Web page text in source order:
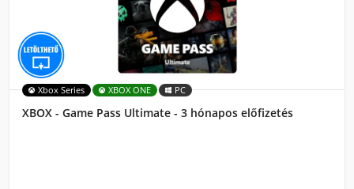
Xbox Series XBOX ONE PC
XBOX - Game Pass Ultimate - 3 hónapos előfizetés